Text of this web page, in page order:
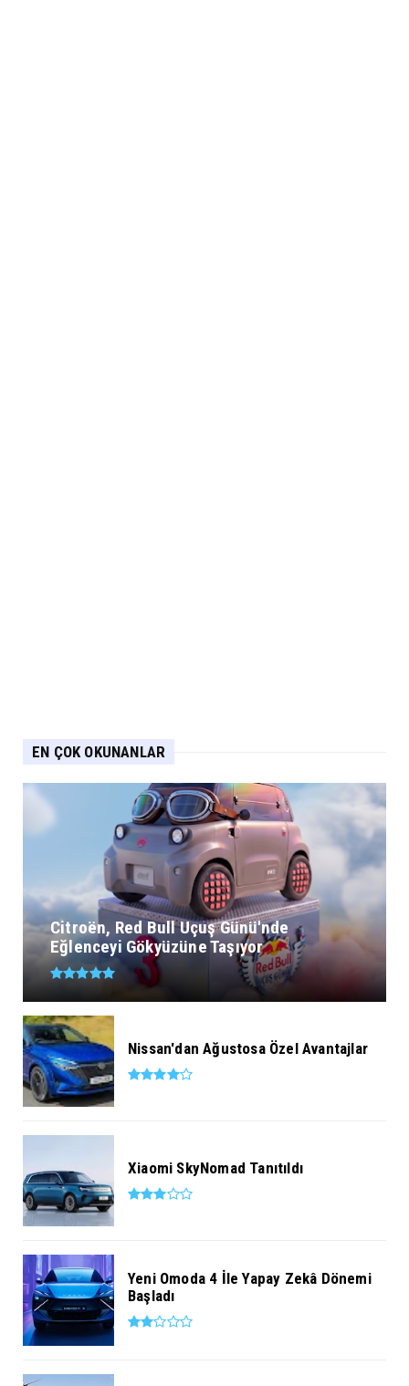
EN ÇOK OKUNANLAR
Citroën, Red Bull Uçuş Günü'nde
Eğlenceyi Gökyüzüne Taşıyor
Nissan'dan Ağustosa Özel Avantajlar
Xiaomi SkyNomad Tanıtıldı
Yeni Omoda 4 İle Yapay Zekâ Dönemi
Başladı